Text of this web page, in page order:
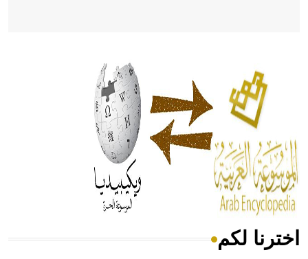
الحكم، الأدلة، تنظيم التغذية، ورسالته في جروح الرأس. ويعود
له الفضل بأنه حرر الطب من الدين والفلسفة.
- هل تعلم أن المرجان إفراز حيواني يتكون في البحر ويتركب
من مادة كربونات الكلسيوم، وهو أحمر أو شديد الحمرة وهو
أجود أنواعه، ويمتاز بكبر الحجم ويسمى الش
هل تعلم أن الأبسيد كلمة فرنسية اللفظ تم اعتمادها مصطلحاً
اخترنا لكم